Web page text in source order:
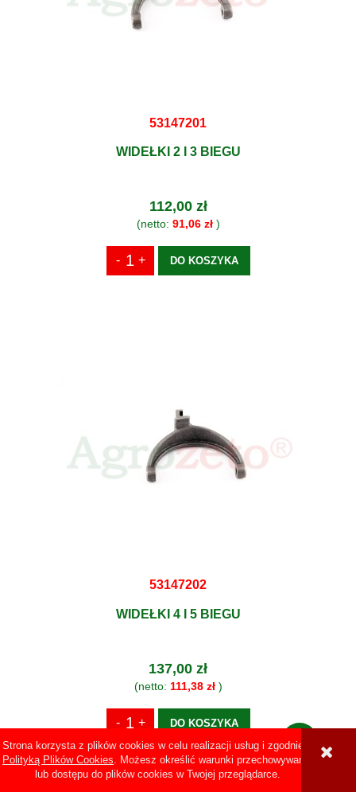
Strona korzysta z plików cookies w celu realizacji usług i zgodnie z
Polityką Plików Cookies. Możesz określić warunki przechowywania
lub dostępu do plików cookies w Twojej przeglądarce.
53147201
WIDEŁKI 2 I 3 BIEGU
112,00 zł
(netto: 91,06 zł)
DO KOSZYKA
53147202
WIDEŁKI 4 I 5 BIEGU
137,00 zł
(netto: 111,38 zł)
DO KOSZYKA